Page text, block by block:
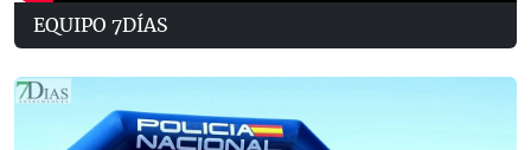
EQUIPO 7DÍAS